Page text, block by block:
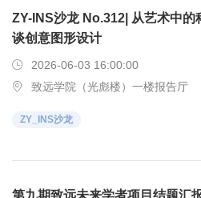
ZY-INS沙龙 No.312| 从艺术中
谈创意图形设计
2026-06-03 16:00:00
致远学院（光彪楼）一楼报告厅
ZY_INS沙龙
第九期致远未来学者项目结题汇